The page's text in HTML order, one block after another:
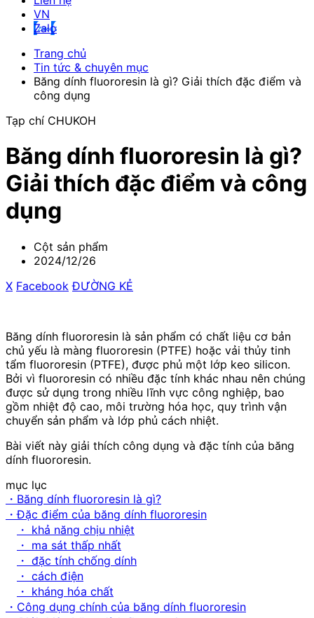
Zalo
Trang chủ
Tin tức & chuyên mục
Băng dính fluororesin là gì? Giải thích đặc điểm và
công dụng
Tạp chí CHUKOH
Băng dính fluororesin là gì?
Giải thích đặc điểm và công
dụng
Cột sản phẩm
2024/12/26
X Facebook ​ ​ĐƯỜNG KẺ
Băng dính fluororesin là sản phẩm có chất liệu cơ bản
chủ yếu là màng fluororesin (PTFE) hoặc vải thủy tinh
tẩm fluororesin (PTFE), được phủ một lớp keo silicon.
Bởi vì fluororesin có nhiều đặc tính khác nhau nên chúng
được sử dụng trong nhiều lĩnh vực công nghiệp, bao
gồm nhiệt độ cao, môi trường hóa học, quy trình vận
chuyển sản phẩm và lớp phủ cách nhiệt.
Bài viết này giải thích công dụng và đặc tính của băng
dính fluororesin.
mục lục
・Băng dính fluororesin là gì?
・Đặc điểm của băng dính fluororesin
・ khả năng chịu nhiệt
・ ma sát thấp nhất
・ đặc tính chống dính
・ cách điện
・ kháng hóa chất
・Công dụng chính của băng dính fluororesin